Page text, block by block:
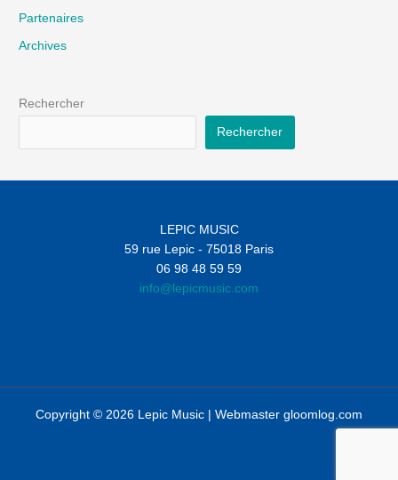
Partenaires
Archives
Rechercher
Rechercher
LEPIC MUSIC
59 rue Lepic - 75018 Paris
06 98 48 59 59
info@lepicmusic.com
Copyright © 2026 Lepic Music | Webmaster gloomlog.com